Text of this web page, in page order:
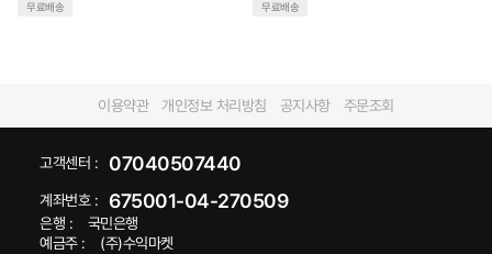
무료배송 무료배송
이용약관 개인정보 처리방침 공지사항 주문조회
고객센터 : 07040507440
계좌번호 : 675001-04-270509
은행 :
국민은행
예금주 :
(주)수익마켓